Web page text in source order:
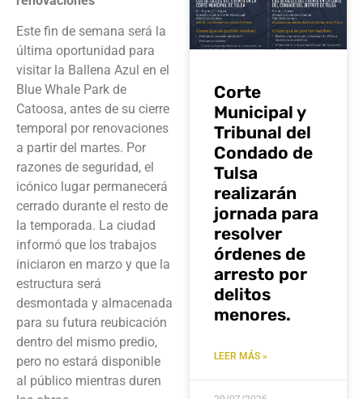
Este fin de semana será la
última oportunidad para
visitar la Ballena Azul en el
Blue Whale Park de
Catoosa, antes de su cierre
temporal por renovaciones
a partir del martes. Por
razones de seguridad, el
icónico lugar permanecerá
cerrado durante el resto de
la temporada. La ciudad
informó que los trabajos
iniciaron en marzo y que la
estructura será
desmontada y almacenada
para su futura reubicación
dentro del mismo predio,
pero no estará disponible
al público mientras duren
Corte
Municipal y
Tribunal del
Condado de
Tulsa
realizarán
jornada para
resolver
órdenes de
arresto por
delitos
menores.
LEER MÁS »